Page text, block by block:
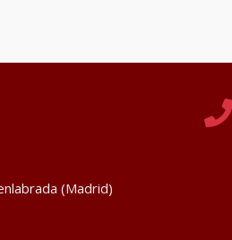
(Madrid)